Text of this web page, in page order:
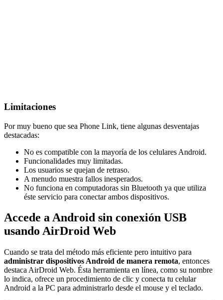
Limitaciones
Por muy bueno que sea Phone Link, tiene algunas desventajas
destacadas:
No es compatible con la mayoría de los celulares Android.
Funcionalidades muy limitadas.
Los usuarios se quejan de retraso.
A menudo muestra fallos inesperados.
No funciona en computadoras sin Bluetooth ya que utiliza
éste servicio para conectar ambos dispositivos.
Accede a Android sin conexión USB
usando AirDroid Web
Cuando se trata del método más eficiente pero intuitivo para
administrar dispositivos Android de manera remota, entonces
destaca AirDroid Web. Ésta herramienta en línea, como su nombre
lo indica, ofrece un procedimiento de clic y conecta tu celular
Android a la PC para administrarlo desde el mouse y el teclado.